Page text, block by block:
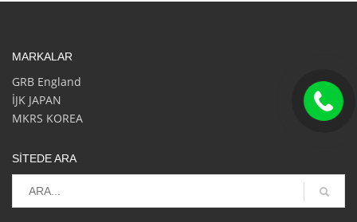
MARKALAR
GRB England
İJK JAPAN
MKRS KOREA
SİTEDE ARA